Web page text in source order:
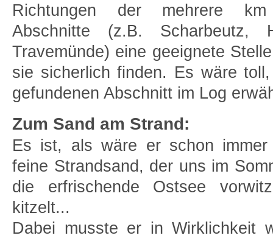
Richtungen der mehrere
Abschnitte (z.B. Scharbeutz,
Travemünde) eine geeignete
sie sicherlich finden. Es wäre
gefundenen Abschnitt im Log
Zum Sand am Strand:
Es ist, als wäre er schon
feine Strandsand, der uns im
die erfrischende Ostsee
kitzelt...
Dabei musste er in Wirklichkeit